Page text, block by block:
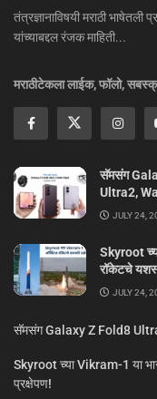
तंत्रज्ञानाविषयी मराठी
यांच्याबद्दल रंजक माहिती...
मराठीटेकला लाईक, फॉलो,
सॅमसंग
Ultra2,
JULY 24,
Skyroot
रॉकेटचे
JULY 24,
सॅमसंग Galaxy Z Fold8
Skyroot च्या Vikram-1 या
प्रक्षेपण!